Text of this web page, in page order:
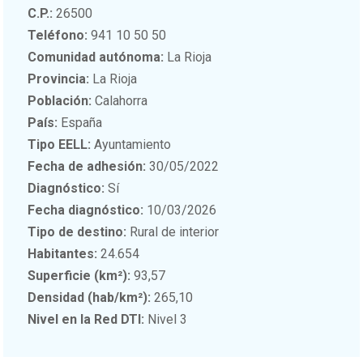
C.P.: 26500
Teléfono: 941 10 50 50
Comunidad autónoma: La Rioja
Provincia: La Rioja
Población: Calahorra
País: España
Tipo EELL: Ayuntamiento
Fecha de adhesión: 30/05/2022
Diagnóstico: Sí
Fecha diagnóstico: 10/03/2026
Tipo de destino: Rural de interior
Habitantes: 24.654
Superficie (km²): 93,57
Densidad (hab/km²): 265,10
Nivel en la Red DTI: Nivel 3